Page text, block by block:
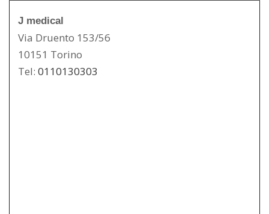
J medical
Via Druento 153/56
10151 Torino
Tel: 0110130303